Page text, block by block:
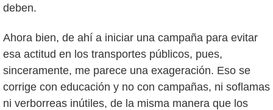
deben.
Ahora bien, de ahí a iniciar una campaña para evitar
esa actitud en los transportes públicos, pues,
sinceramente, me parece una exageración. Eso se
corrige con educación y no con campañas, ni soflamas
ni verborreas inútiles, de la misma manera que los